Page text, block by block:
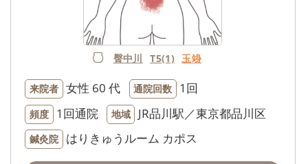
臀中川 T5(1) 玉竧
来院者 女性 60 代 通院回数 1回
頻度 1回通院 地域 JR品川駅／東京都品川区
鍼灸院 はりきゅうルーム カポス